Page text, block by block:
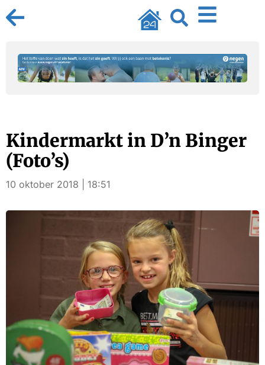
Kindermarkt in D’n Binger
(Foto’s)
10 oktober 2018 | 18:51